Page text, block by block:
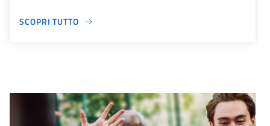
SCOPRI TUTTO